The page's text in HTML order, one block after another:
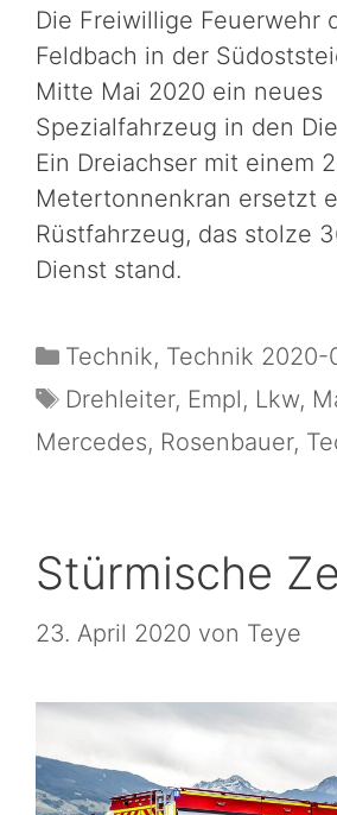
Die Freiwillige Feuerwehr
Feldbach in der
Mitte Mai 2020 ein neues
Spezialfahrzeug in den
Ein Dreiachser mit einem
Metertonnenkran ersetzt
Rüstfahrzeug, das stolze
Dienst stand.
Technik, Technik 2020-
Drehleiter, Empl, Lkw,
Mercedes, Rosenbauer,
Stürmische
23. April 2020 von Teye